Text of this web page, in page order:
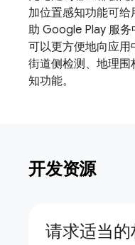
加位置感知功能可
助 Google Play 服
可以更方便地向应
街道侧检测、地理
知功能。
开发资源
请求适当的